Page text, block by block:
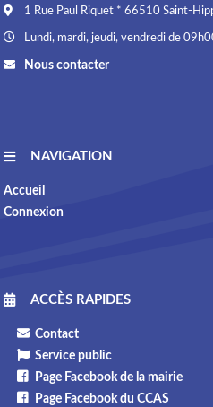
1 Rue Paul Riquet * 66510 Saint-
Lundi, mardi, jeudi, vendredi de
Nous contacter
NAVIGATION
Accueil
Connexion
ACCÈS RAPIDES
Contact
Service public
Page Facebook de la mairie
Page Facebook du CCAS